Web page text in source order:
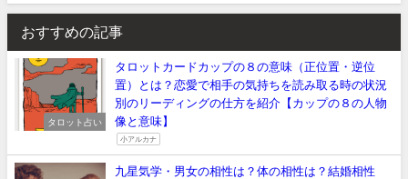
おすすめの記事
タロット占い
タロットカードカップの８の意味（正位置・逆位
置）とは？恋愛で相手の気持ちを読み取る時の状況
別のリーディングの仕方を紹介【カップの８の人物
像と意味】
小アルカナ
九星気学・男女の相性は？体の相性は？結婚相性